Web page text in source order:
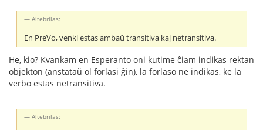
Altebrilas:
En PreVo, venki estas ambaŭ transitiva kaj netransitiva.
He, kio? Kvankam en Esperanto oni kutime ĉiam indikas rektan
objekton (anstataŭ ol forlasi ĝin), la forlaso ne indikas, ke la
verbo estas netransitiva.
Altebrilas: